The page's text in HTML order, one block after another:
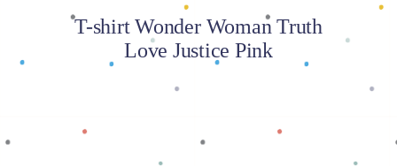
T-shirt Wonder Woman Truth
Love Justice Pink